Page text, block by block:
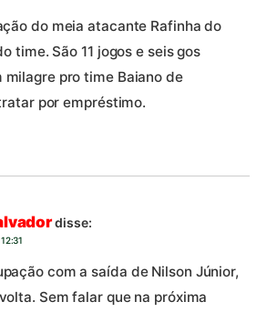
do meia atacante Rafinha do
time. São 11 jogos e seis gos
milagre pro time Baiano de
por empréstimo.
disse:
com a saída de Nilson Júnior,
Sem falar que na próxima